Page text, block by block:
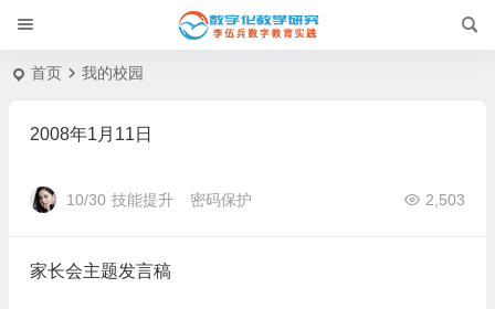
首页 我的校园
2008年1月11日
10/30 技能提升 2,503
密码保护
家长会主题发言稿